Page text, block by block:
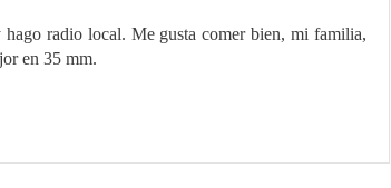
hago radio local. Me gusta comer bien, mi familia,
en 35 mm.